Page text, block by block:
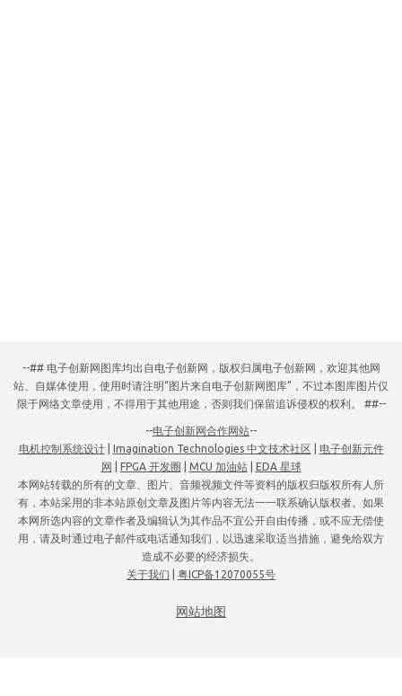
--## 电子创新网图库均出自电子创新网，版权归属电子创新网，欢迎其他网
站、自媒体使用，使用时请注明“图片来自电子创新网图库”，不过本图库图片仅
限于网络文章使用，不得用于其他用途，否则我们保留追诉侵权的权利。 ##--
--电子创新网合作网站--
电机控制系统设计| Imagination Technologies 中文技术社区
电子创新元件
网
FPGA 开发圈 MCU 加油站| EDA 星球
本网站转载的所有的文章、图片、音频视频文件等资料的版权归版权所有人所
有，本站采用的非本站原创文章及图片等内容无法一一联系确认版权者。如果
本网所选内容的文章作者及编辑认为其作品不宜公开自由传播，或不应无偿使
用，请及时通过电子邮件或电话通知我们，以迅速采取适当措施，避免给双方
造成不必要的经济损失。
关于我们
粤ICP备12070055号
网站地图